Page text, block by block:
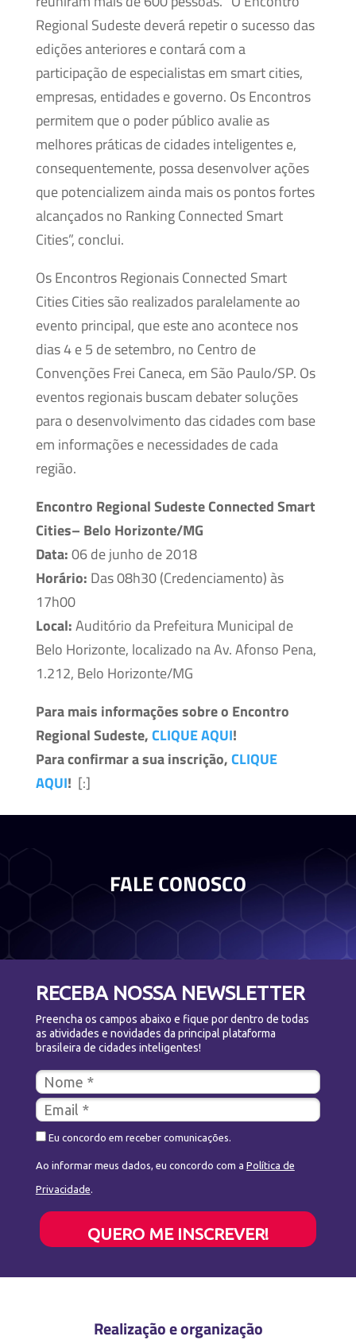
Regional Sudeste deverá repetir o sucesso das
edições anteriores e contará com a
participação de especialistas em smart cities,
empresas, entidades e governo. Os Encontros
permitem que o poder público avalie as
melhores práticas de cidades inteligentes e,
consequentemente, possa desenvolver ações
que potencializem ainda mais os pontos fortes
alcançados no Ranking Connected Smart
Cities”, conclui.
Os Encontros Regionais Connected Smart
Cities Cities são realizados paralelamente ao
evento principal, que este ano acontece nos
dias 4 e 5 de setembro, no Centro de
Convenções Frei Caneca, em São Paulo/SP. Os
eventos regionais buscam debater soluções
para o desenvolvimento das cidades com base
em informações e necessidades de cada
região.
Encontro Regional Sudeste Connected Smart
Cities– Belo Horizonte/MG
Data:06 de junho de 2018
Horário: Das 08h30 (Credenciamento) às
17h00
Local:Auditório da Prefeitura Municipal de
Belo Horizonte, localizado na Av. Afonso Pena,
1.212, Belo Horizonte/MG
Para mais informações sobre o Encontro
Regional Sudeste,CLIQUE AQUI!
Para confirmar a sua inscrição,CLIQUE
AQUI! [:]
FALE CONOSCO
RECEBA NOSSA NEWSLETTER
Preencha os campos abaixo e fique por dentro de todas
as atividades e novidades da principal plataforma
brasileira de cidades inteligentes!
Eu concordo em receber comunicações.
Ao informar meus dados, eu concordo com a Política de
Privacidade.
QUERO ME INSCREVER!
Realização e organização